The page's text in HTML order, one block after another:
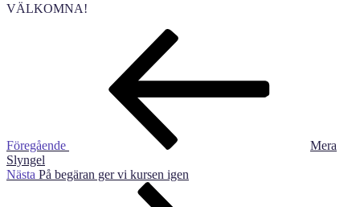
VÄLKOMNA!
Inläggsnavigering
Föregående
Mera
Slyngel
Nästa
Nästa På begäran ger vi kursen igen